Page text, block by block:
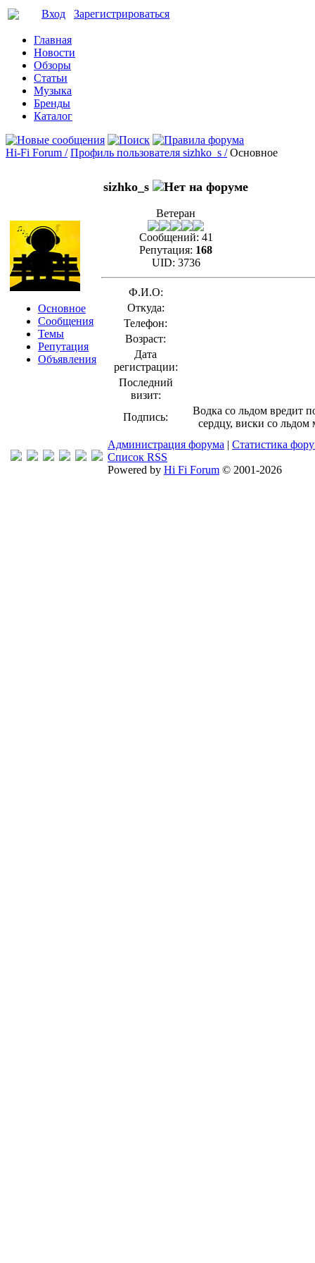
Вход Зарегистрироваться
Главная
Новости
Обзоры
Статьи
Музыка
Бренды
Каталог
Hi-Fi Forum / Профиль пользователя sizhko_s / Основное
Основное
Сообщения
Темы
Репутация
Объявления
sizhko_s
Ветеран
Сообщений: 41
Репутация: 168
UID: 3736
Ф.И.О:
Откуда:
Телефон:
Возраст:
Дата
регистрации:
Последний
визит:
Подпись:
Водка со льдом вредит
сердцу, виски со льдом
Администрация форума | Статистика
Список RSS
Powered by Hi Fi Forum © 2001-2026